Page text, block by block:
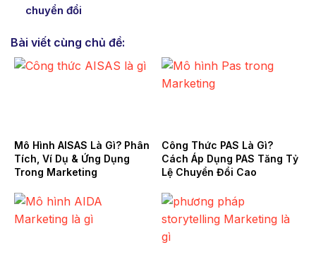
chuyển đổi
Bài viết cùng chủ đề:
Mô Hình AISAS Là Gì? Phân
Tích, Ví Dụ & Ứng Dụng
Trong Marketing
Công Thức PAS Là Gì?
Cách Áp Dụng PAS Tăng Tỷ
Lệ Chuyển Đổi Cao